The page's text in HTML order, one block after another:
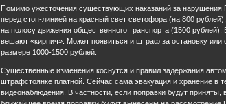
Помимо ужесточения существующих наказаний за нарушения
перед стоп-линией на красный свет светофора (на 800
на полосу движения общественного транспорта (1500
вешают «кирпич». Может появиться и штраф за остановку или
размере 1000-1500 рублей.
Существенные изменения коснутся и правил задержания
штрафстоянке платной. Сейчас сама эвакуация и хранение в
видеонаблюдения. В частности, если поправки будут приняты,